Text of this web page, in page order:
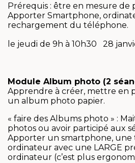
Prérequis : être en mesure de
Apporter Smartphone,
rechargement du téléphone.
le jeudi de 9h à 10h30
28
Module Album photo (2
Apprendre à créer, mettre en
un album photo papier.
« faire des Albums photo » :
photos ou avoir participé aux
Apporter un smartphone,
ordinateur avec une LARGE
ordinateur (c’est plus